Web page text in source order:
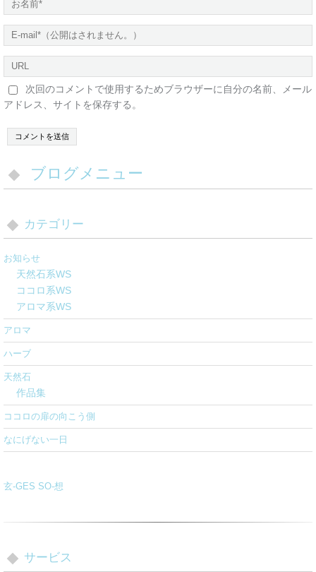
次回のコメントで使用するためブラウザーに自分の名前、メール
アドレス、サイトを保存する。
ブログメニュー
カテゴリー
お知らせ
天然石系WS
ココロ系WS
アロマ系WS
アロマ
ハーブ
天然石
作品集
ココロの扉の向こう側
なにげない一日
玄-GES SO-想
サービス